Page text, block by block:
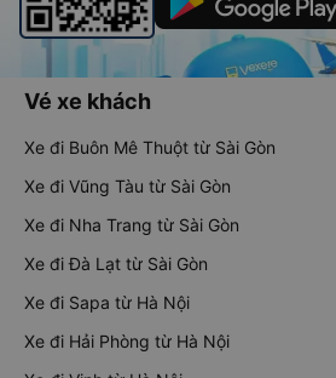
Vé xe khách
Xe đi Buôn Mê Thuột từ Sài Gòn
Xe đi Vũng Tàu từ Sài Gòn
Xe đi Nha Trang từ Sài Gòn
Xe đi Đà Lạt từ Sài Gòn
Xe đi Sapa từ Hà Nội
Xe đi Hải Phòng từ Hà Nội